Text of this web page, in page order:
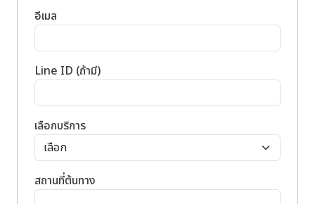
อีเมล
Line ID (ถ้ามี)
เลือกบริการ
สถานที่ต้นทาง